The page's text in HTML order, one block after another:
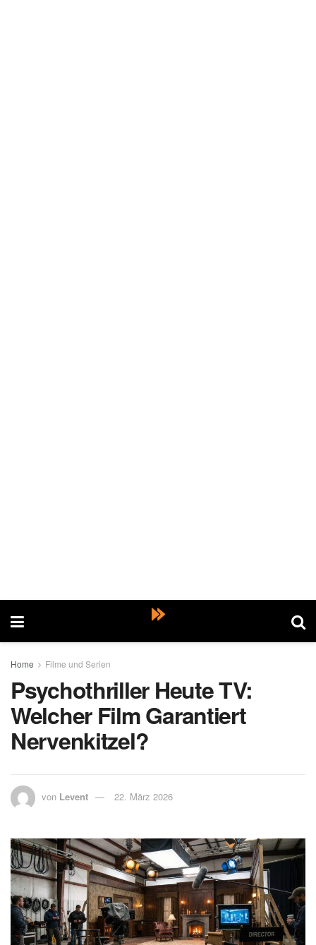
Home Filme und Serien
Psychothriller Heute TV:
Welcher Film Garantiert
Nervenkitzel?
von Levent 22. März 2026